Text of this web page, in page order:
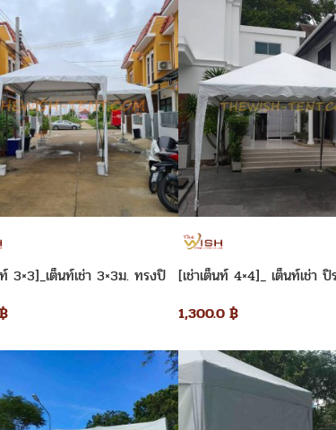
3×3]_เต็นท์เช่า 3×3ม. ทรงปิ
฿
[เช่าเต็นท์ 4×4]_ เต็นท์เช่า
1,300.0 ฿